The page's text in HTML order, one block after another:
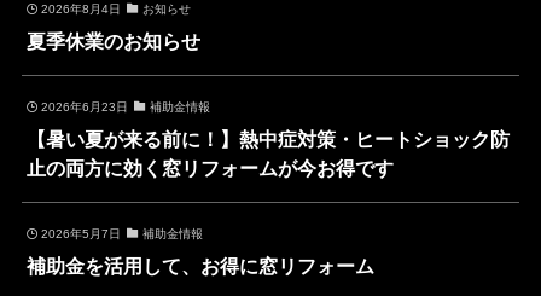
2026年8月4日 お知らせ
夏季休業のお知らせ
2026年6月23日 補助金情報
【暑い夏が来る前に！】熱中症対策・ヒートショック防
止の両方に効く窓リフォームが今お得です
2026年5月7日 補助金情報
補助金を活用して、お得に窓リフォーム